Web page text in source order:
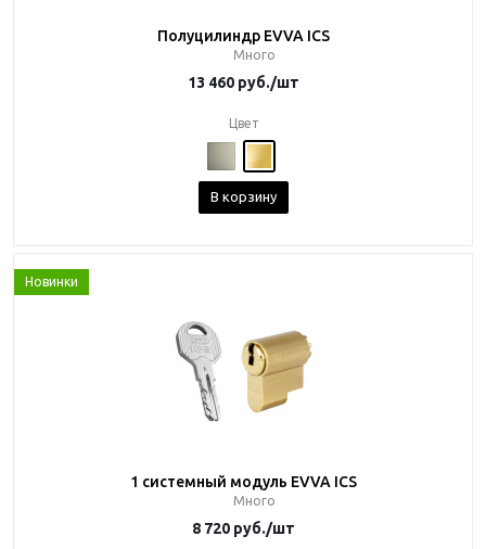
Полуцилиндр EVVA ICS
Много
13 460 руб./шт
Цвет
В корзину
Новинки
1 системный модуль EVVA ICS
Много
8 720 руб./шт